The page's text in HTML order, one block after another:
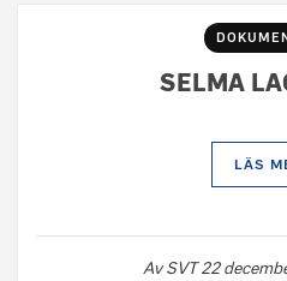
SELMA
LÄS
AvSVT 22